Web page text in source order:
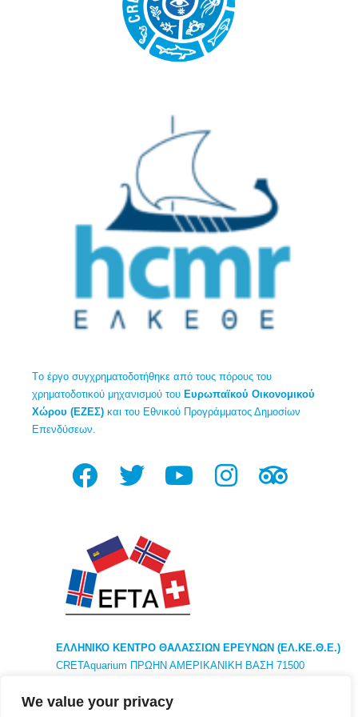
We value your privacy
Tο έργο συγχρηματοδοτήθηκε από τους πόρους του
χρηματοδοτικού μηχανισμού του Ευρωπαϊκού Οικονομικού
Χώρου (ΕΖΕΣ) και του Εθνικού Προγράμματος Δημοσίων
Επενδύσεων.
ΕΛΛΗΝΙΚΟ ΚΕΝΤΡΟ ΘΑΛΑΣΣΙΩΝ ΕΡΕΥΝΩΝ (ΕΛ.ΚΕ.Θ.Ε.)
CRETAquarium ΠΡΩΗΝ ΑΜΕΡΙΚΑΝΙΚΗ ΒΑΣΗ 71500
ΚΕΝΤΡΙΚΑ : 46,7κμ ΑΘΗΝΑ ΛΕΩΦ ΑΘΗΝΩΝ – ΣΟΥΝΙΟΥ